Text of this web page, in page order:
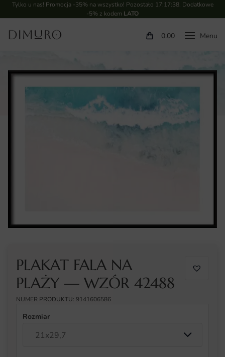
Tylko u nas! Promocja -35% na wszystko! Pozostało 17:17:37. Dodatkowe
-5% z kodem LATO
0.00
PLAKAT FALA NA
PLAŻY — WZÓR 42488
NUMER PRODUKTU: 9141606586
Rozmiar